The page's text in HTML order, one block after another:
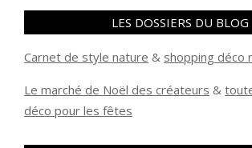
LES DOSSIERS DU BLOG
Carnet de style nature & shopping déco
Le marché de Noël des créateurs & t
déco pour les fêtes